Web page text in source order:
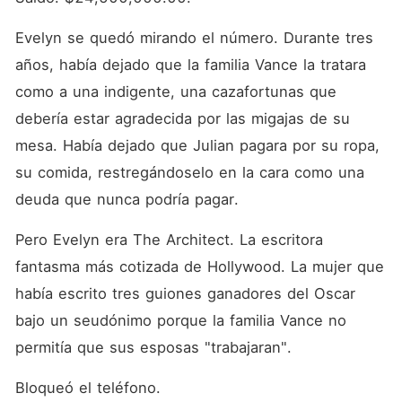
Evelyn se quedó mirando el número. Durante tres
años, había dejado que la familia Vance la tratara
como a una indigente, una cazafortunas que
debería estar agradecida por las migajas de su
mesa. Había dejado que Julian pagara por su ropa,
su comida, restregándoselo en la cara como una
deuda que nunca podría pagar.
Pero Evelyn era The Architect. La escritora
fantasma más cotizada de Hollywood. La mujer que
había escrito tres guiones ganadores del Oscar
bajo un seudónimo porque la familia Vance no
permitía que sus esposas "trabajaran".
Bloqueó el teléfono.